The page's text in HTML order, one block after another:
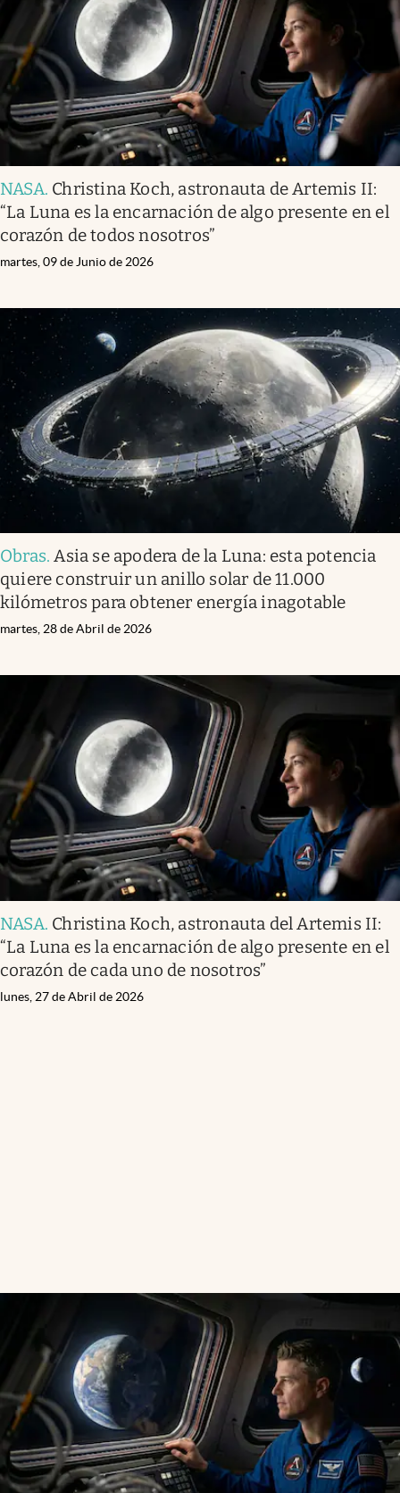
NASA. Christina Koch, astronauta de Artemis II:
“La Luna es la encarnación de algo presente en el
corazón de todos nosotros”
martes, 09 de Junio de 2026
Obras.Asia se apodera de la Luna: esta potencia
quiere construir un anillo solar de 11.000
kilómetros para obtener energía inagotable
martes, 28 de Abril de 2026
NASA. Christina Koch, astronauta del Artemis II:
“La Luna es la encarnación de algo presente en el
corazón de cada uno de nosotros”
lunes, 27 de Abril de 2026